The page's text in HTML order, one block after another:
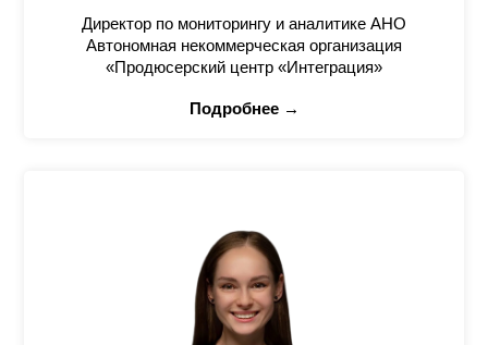
Директор по мониторингу и аналитике АНО
Автономная некоммерческая организация
«Продюсерский центр «Интеграция»
Подробнее →